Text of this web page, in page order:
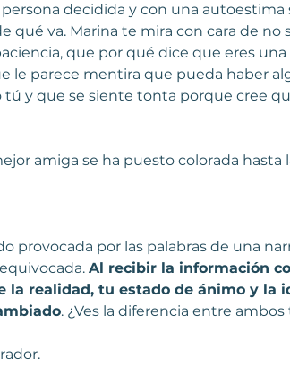
decidida y con una autoestima
qué va. Marina te mira con cara de no
que por qué dice que eres
le parece mentira que pueda haber
y que se siente tonta porque cree
amiga se ha puesto colorada hasta
provocada por las palabras de una
Al recibir la información
la realidad, tu estado de ánimo y la
. ¿Ves la diferencia entre